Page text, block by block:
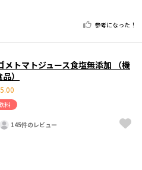
参考になった！
メトマトジュース食塩無添加 （機
）
5.00
料
145件のレビュー